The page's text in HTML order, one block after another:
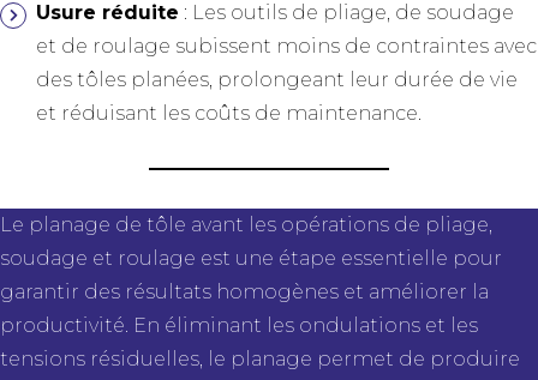
Usure réduite : Les outils de pliage, de soudage
et de roulage subissent moins de contraintes avec
des tôles planées, prolongeant leur durée de vie
et réduisant les coûts de maintenance.
Le planage de tôle avant les opérations de pliage,
soudage et roulage est une étape essentielle pour
garantir des résultats homogènes et améliorer la
productivité. En éliminant les ondulations et les
tensions résiduelles, le planage permet de produire